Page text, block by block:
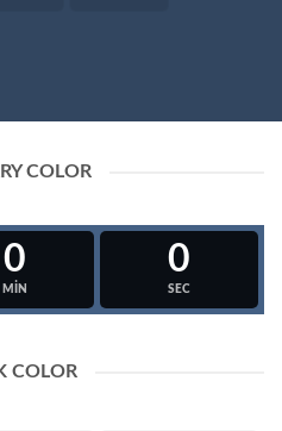
COLOR
0
MIN
0
SEC
COLOR